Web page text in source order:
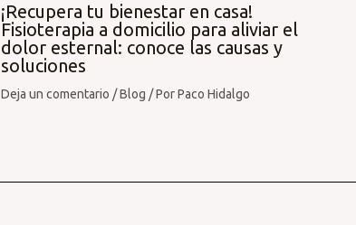
¡Recupera tu bienestar en casa!
Fisioterapia a domicilio para aliviar el
dolor esternal: conoce las causas y
soluciones
Deja un comentario /Blog / PorPaco Hidalgo